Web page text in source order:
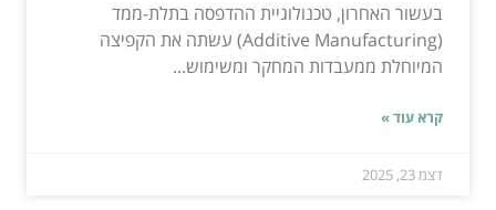
בעשור האחרון, טכנולוגיית ההדפסה בתלת-ממד
(Additive Manufacturing) עשתה את הקפיצה
המיוחלת ממעבדות המחקר ומשימוש...
קרא עוד »
דצמ 23, 2025